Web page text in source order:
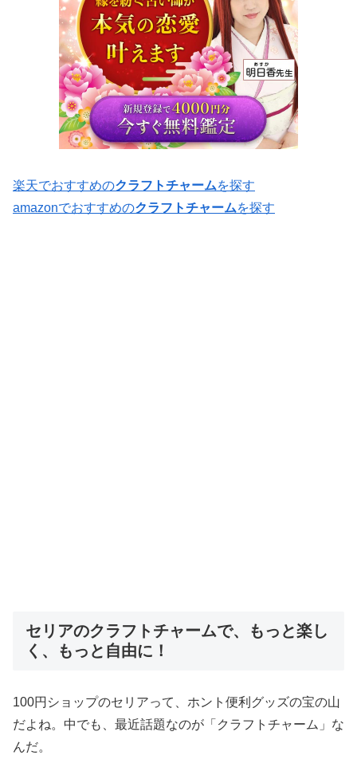
楽天でおすすめのクラフトチャームを探す
amazonでおすすめのクラフトチャームを探す
セリアのクラフトチャームで、もっと楽し
く、もっと自由に！
100円ショップのセリアって、ホント便利グッズの宝の山
だよね。中でも、最近話題なのが「クラフトチャーム」な
んだ。